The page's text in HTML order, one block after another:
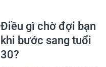
Điều gì chờ đợi bạn
khi bước sang tuổi
30?